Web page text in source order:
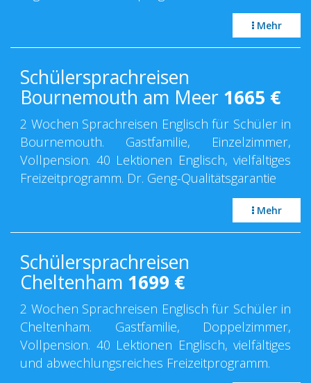
Mehr
Schülersprachreisen
Bournemouth am Meer 1665 €
2 Wochen Sprachreisen Englisch für Schüler in
Bournemouth. Gastfamilie, Einzelzimmer,
Vollpension. 40 Lektionen Englisch, vielfältiges
Freizeitprogramm. Dr. Geng-Qualitätsgarantie
Mehr
Schülersprachreisen
Cheltenham 1699 €
2 Wochen Sprachreisen Englisch für Schüler in
Cheltenham. Gastfamilie, Doppelzimmer,
Vollpension. 40 Lektionen Englisch, vielfältiges
und abwechlungsreiches Freizeitprogramm.